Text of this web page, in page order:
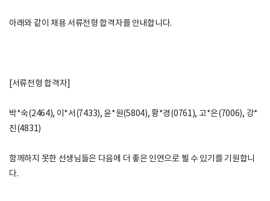
​아래와 같이 채용 서류전형 합격자를 안내합니다.
[서류전형 합격자]
박*숙(2464), 이*서(7433), 윤*원(5804), 황*경(0761), 고*은(7006), 강*
진(4831)
함께하지 못한 선생님들은 다음에 더 좋은 인연으로 뵐 수 있기를 기원합니
다.